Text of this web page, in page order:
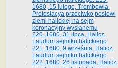
1680, 15 lutego, Trembowla.
Protestacya przeciwko posłowi
ziemi halickiej na sejm
koronacyjny wysłanemu
220. 1680, 31 lipca, Halicz.
Laudum sejmiku halickiego
221. 1680, 9 września, Halicz.
Laudum sejmiku halickiego
222. 1680, 26 listopada, Halicz.